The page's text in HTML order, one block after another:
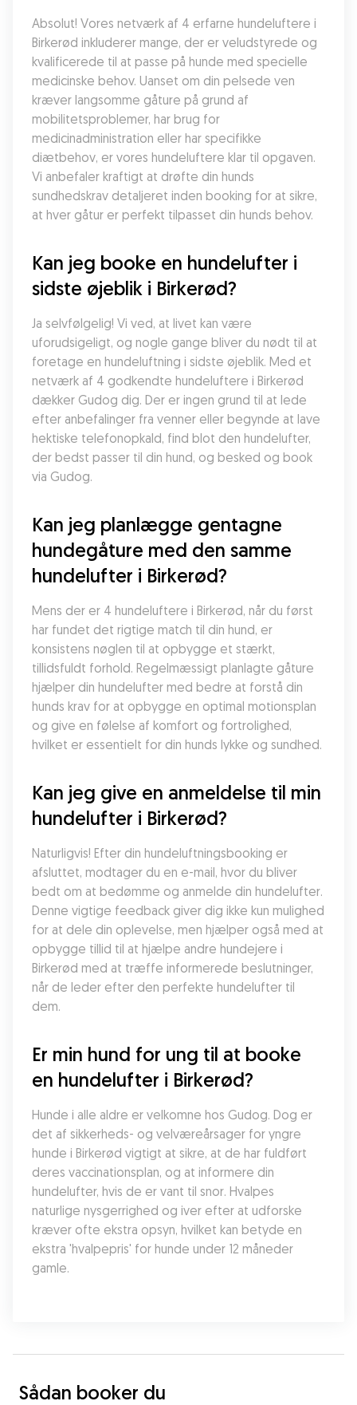
Absolut! Vores netværk af 4 erfarne hundeluftere i
Birkerød inkluderer mange, der er veludstyrede og
kvalificerede til at passe på hunde med specielle
medicinske behov. Uanset om din pelsede ven
kræver langsomme gåture på grund af
mobilitetsproblemer, har brug for
medicinadministration eller har specifikke
diætbehov, er vores hundeluftere klar til opgaven.
Vi anbefaler kraftigt at drøfte din hunds
sundhedskrav detaljeret inden booking for at sikre,
at hver gåtur er perfekt tilpasset din hunds behov.
Kan jeg booke en hundelufter i
sidste øjeblik i Birkerød?
Ja selvfølgelig! Vi ved, at livet kan være
uforudsigeligt, og nogle gange bliver du nødt til at
foretage en hundeluftning i sidste øjeblik. Med et
netværk af 4 godkendte hundeluftere i Birkerød
dækker Gudog dig. Der er ingen grund til at lede
efter anbefalinger fra venner eller begynde at lave
hektiske telefonopkald, find blot den hundelufter,
der bedst passer til din hund, og besked og book
via Gudog.
Kan jeg planlægge gentagne
hundegåture med den samme
hundelufter i Birkerød?
Mens der er 4 hundeluftere i Birkerød, når du først
har fundet det rigtige match til din hund, er
konsistens nøglen til at opbygge et stærkt,
tillidsfuldt forhold. Regelmæssigt planlagte gåture
hjælper din hundelufter med bedre at forstå din
hunds krav for at opbygge en optimal motionsplan
og give en følelse af komfort og fortrolighed,
hvilket er essentielt for din hunds lykke og sundhed.
Kan jeg give en anmeldelse til min
hundelufter i Birkerød?
Naturligvis! Efter din hundeluftningsbooking er
afsluttet, modtager du en e-mail, hvor du bliver
bedt om at bedømme og anmelde din hundelufter.
Denne vigtige feedback giver dig ikke kun mulighed
for at dele din oplevelse, men hjælper også med at
opbygge tillid til at hjælpe andre hundejere i
Birkerød med at træffe informerede beslutninger,
når de leder efter den perfekte hundelufter til
dem.
Er min hund for ung til at booke
en hundelufter i Birkerød?
Hunde i alle aldre er velkomne hos Gudog. Dog er
det af sikkerheds- og velværeårsager for yngre
hunde i Birkerød vigtigt at sikre, at de har fuldført
deres vaccinationsplan, og at informere din
hundelufter, hvis de er vant til snor. Hvalpes
naturlige nysgerrighed og iver efter at udforske
kræver ofte ekstra opsyn, hvilket kan betyde en
ekstra 'hvalpepris' for hunde under 12 måneder
gamle.
Sådan booker du